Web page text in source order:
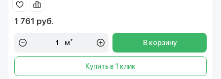
1 761 руб.
м² В корзину
Купить в 1 клик